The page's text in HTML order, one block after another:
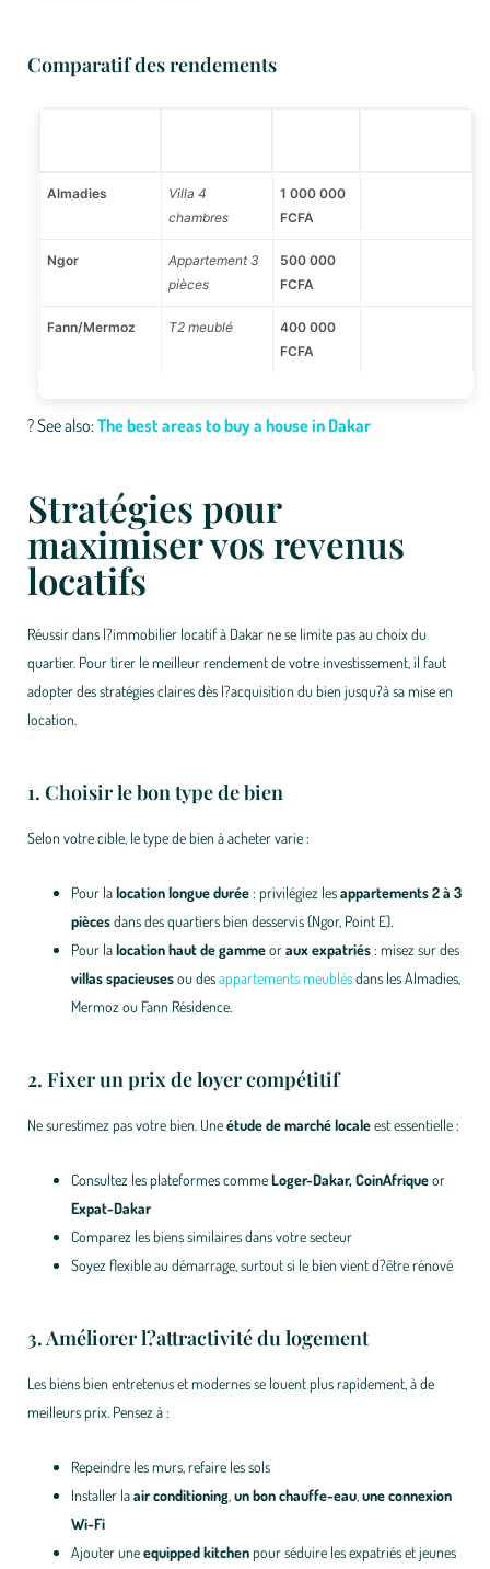
Comparatif des rendements
Almadies
Villa 4
chambres
1 000 000
FCFA
Ngor
Appartement 3
pièces
500 000
FCFA
Fann/Mermoz T2 meublé
400 000
FCFA
?See also:The best areas to buy a house in Dakar
Stratégies pour
maximiser vos revenus
locatifs
Réussir dans l?immobilier locatif à Dakar ne se limite pas au choix du
quartier. Pour tirer le meilleur rendement de votre investissement, il faut
adopter des stratégies claires dès l?acquisition du bien jusqu?à sa mise en
location.
1. Choisir le bon type de bien
Selon votre cible, le type de bien à acheter varie :
Pour lalocation longue durée: privilégiez lesappartements 2 à 3
piècesdans des quartiers bien desservis (Ngor, Point E).
Pour lalocation haut de gammeoraux expatriés: misez sur des
villas spacieusesou desappartements meublésdans les Almadies,
Mermoz ou Fann Résidence.
2. Fixer un prix de loyer compétitif
Ne surestimez pas votre bien. Uneétude de marché localeest essentielle :
Consultez les plateformes commeLoger-Dakar, CoinAfriqueor
Expat-Dakar
Comparez les biens similaires dans votre secteur
Soyez flexible au démarrage, surtout si le bien vient d?être rénové
3. Améliorer l?attractivité du logement
Les biens bien entretenus et modernes se louent plus rapidement, à de
meilleurs prix. Pensez à :
Repeindre les murs, refaire les sols
Installer laair conditioning un bon chauffe-eau une connexion
Wi-Fi
Ajouter uneequipped kitchenpour séduire les expatriés et jeunes